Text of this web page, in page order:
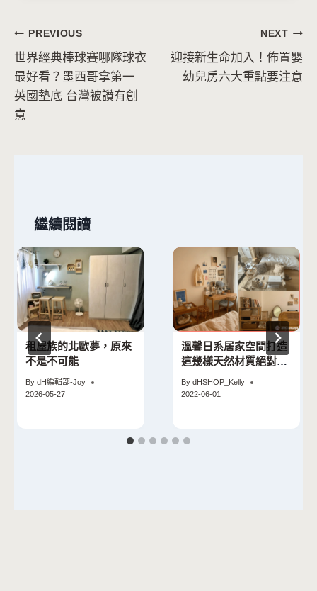
文
章
導
覽
PREVIOUS
世界經典棒球賽哪隊球衣
最好看？墨西哥拿第一
英國墊底 台灣被讚有創
意
NEXT
迎接新生命加入！佈置嬰
幼兒房六大重點要注意
繼續閱讀
租屋族的北歐夢，原來
不是不可能
By dH編輯部-Joy
2026-05-27
溫馨日系居家空間打造
這幾樣天然材質絕對不
能少！
By dHSHOP_Kelly
2022-06-01